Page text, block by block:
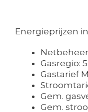
Energieprijzen
Gasregio:
Gastarief
Gem.
Gem.